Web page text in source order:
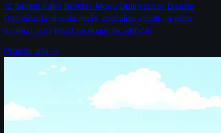
12 Saveta Kako Biciklisti Mogu Optimizovati Disanje
Optimizacija disanja može značajno uticati na vašu
brzinu i izdržljivost na dugim biciklistički
Pročitaj više →